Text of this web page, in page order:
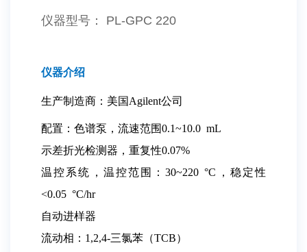
仪器型号 ： PL-GPC 220
仪器介绍
生产制造商：美国Agilent公司
配置：色谱泵，流速范围0.1~10.0 mL
示差折光检测器，重复性0.07%
温控系统，温控范围：30~220 °C，稳定性
<0.05 °C/hr
自动进样器
流动相：1,2,4-三氯苯（TCB）